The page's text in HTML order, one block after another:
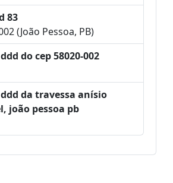
83
(João Pessoa, PB)
do cep 58020-002
da travessa anísio
joão pessoa pb